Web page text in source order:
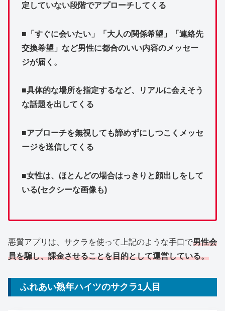
定していない段階でアプローチしてくる
■「すぐに会いたい」「大人の関係希望」「連絡先
交換希望」など男性に都合のいい内容のメッセー
ジが届く。
■具体的な場所を指定するなど、リアルに会えそう
な話題を出してくる
■アプローチを無視しても諦めずにしつこくメッセ
ージを送信してくる
■女性は、ほとんどの場合はっきりと顔出しをして
いる(セクシーな画像も)
悪質アプリは、サクラを使って上記のような手口で男性会
員を騙し、課金させることを目的として運営している。
ふれあい熟年ハイツのサクラ1人目